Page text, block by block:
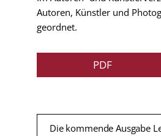
Autoren, Künstler und
geordnet.
PDF
Die kommende Ausgabe